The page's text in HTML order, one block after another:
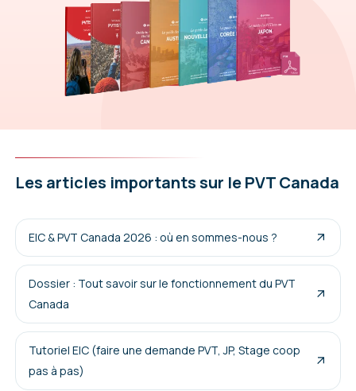
Les articles importants sur le PVT Canada
EIC & PVT Canada 2026 : où en sommes-nous ?
Dossier : Tout savoir sur le fonctionnement du PVT
Canada
Tutoriel EIC (faire une demande PVT, JP, Stage coop
pas à pas)